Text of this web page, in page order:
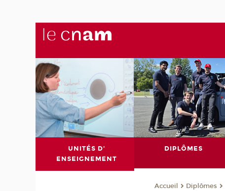
UNITÉS D'
ENSEIGNEMENT
DIPLÔMES
Accueil Diplômes